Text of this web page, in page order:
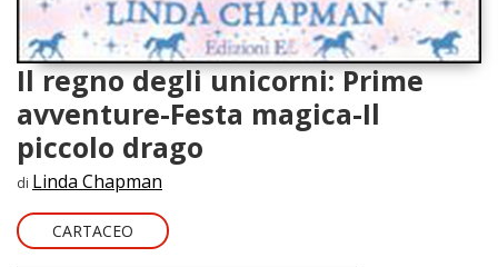
Il regno degli unicorni: Prime
avventure-Festa magica-Il
piccolo drago
di Linda Chapman
CARTACEO